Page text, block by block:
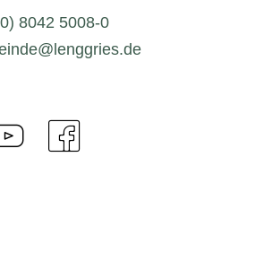
8042 5008-0